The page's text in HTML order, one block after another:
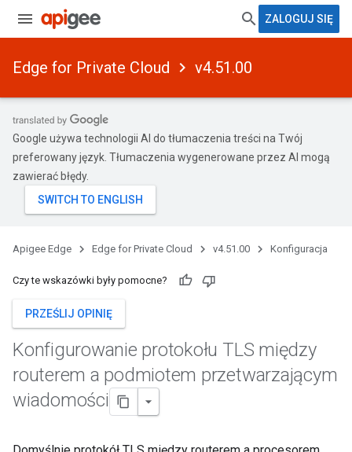
ZALOGUJ SIĘ
Edge for Private Cloud v4.51.00
Google używa technologii AI do tłumaczenia treści na Twój
preferowany język. Tłumaczenia wygenerowane przez AI mogą
zawierać błędy.
Apigee Edge Edge for Private Cloud v4.51.00 Konfiguracja
Czy te wskazówki były pomocne?
PRZEŚLIJ OPINIĘ
Konfigurowanie protokołu TLS między
routerem a podmiotem przetwarzającym
wiadomości